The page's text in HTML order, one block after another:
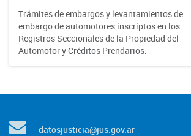
Trámites de embargos y levantamientos de
embargo de automotores inscriptos en los
Registros Seccionales de la Propiedad del
Automotor y Créditos Prendarios.
datosjusticia@jus.gov.ar